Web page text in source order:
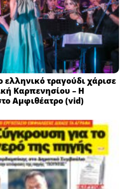
ελληνικό τραγούδι χάρισε
Καρπενησίου – Η
Αμφιθέατρο (vid)